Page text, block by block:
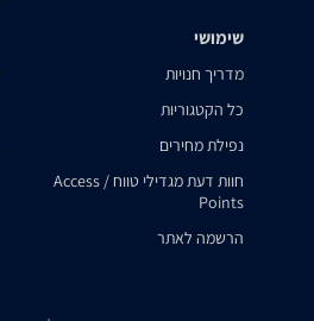
שימושי
מדריך חנויות
כל הקטגוריות
נפילת מחירים
חוות דעת מגדילי טווח / Access
Points
הרשמה לאתר